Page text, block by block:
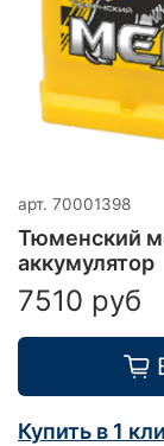
арт. 70001398
Тюменский
аккумулятор
7510 руб
Купить в 1